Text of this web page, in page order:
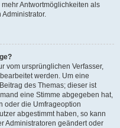
Antwortmöglichkeiten als
vom ursprünglichen Verfasser,
werden. Um eine
des Themas; dieser ist
eine Stimme abgegeben hat,
oder die Umfrageoption
abgestimmt haben, so kann
Administratoren geändert oder